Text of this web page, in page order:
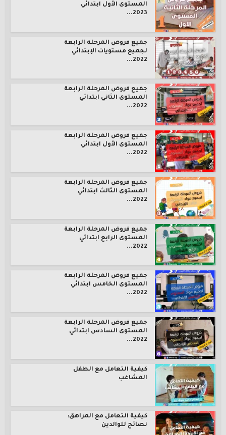
المستوى الأول ابتدائي
2023...
جميع فروض المرحلة الرابعة
لجميع مستويات الإبتدائي
2022...
جميع فروض المرحلة الرابعة
المستوى الثاني ابتدائي
2022...
جميع فروض المرحلة الرابعة
المستوى الأول ابتدائي
2022...
جميع فروض المرحلة الرابعة
المستوى الثالث ابتدائي
2022...
جميع فروض المرحلة الرابعة
المستوى الرابع ابتدائي
2022...
جميع فروض المرحلة الرابعة
المستوى الخامس ابتدائي
2022...
جميع فروض المرحلة الرابعة
المستوى السادس ابتدائي
2022...
كيفية التعامل مع الطفل
المشاغب
كيفية التعامل مع المراهق:
نصائح للوالدين